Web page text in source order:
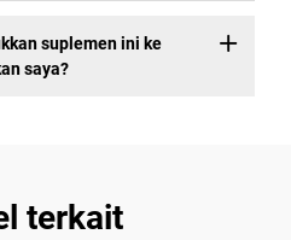
suplemen ini ke
saya?
terkait